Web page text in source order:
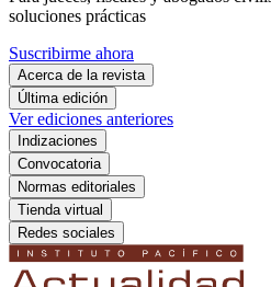
soluciones prácticas
Suscribirme ahora
Acerca de la revista
Última edición
Ver ediciones anteriores
Indizaciones
Convocatoria
Normas editoriales
Tienda virtual
Redes sociales